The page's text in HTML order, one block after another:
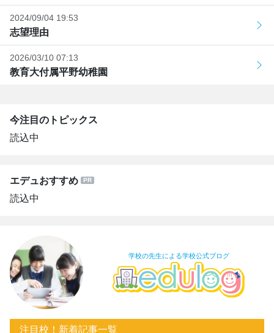
2024/09/04 19:53
志望理由
2026/03/10 07:13
教育大付属平野幼稚園
今注目のトピックス
読込中
エデュおすすめ
読込中
学校の先生による学校公式ブログ
注目校！新着記事一覧